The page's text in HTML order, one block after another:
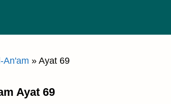
An'am » Ayat 69
Ayat 69